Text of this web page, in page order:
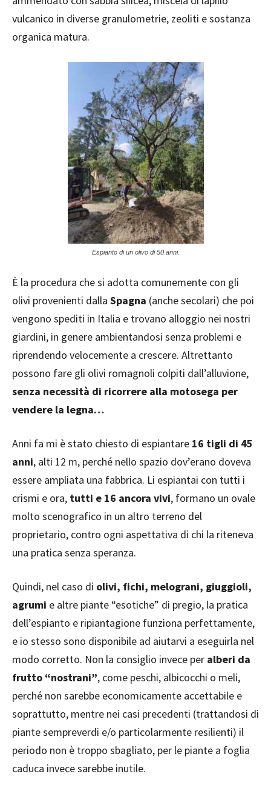
vulcanico in diverse granulometrie, zeoliti e sostanza
organica matura.
Espianto di un olivo di 50 anni.
È la procedura che si adotta comunemente con gli
olivi provenienti dalla Spagna (anche secolari) che poi
vengono spediti in Italia e trovano alloggio nei nostri
giardini, in genere ambientandosi senza problemi e
riprendendo velocemente a crescere. Altrettanto
possono fare gli olivi romagnoli colpiti dall’alluvione,
senza necessità di ricorrere alla motosega per
vendere la legna…
Anni fa mi è stato chiesto di espiantare 16 tigli di 45
anni, alti 12 m, perché nello spazio dov’erano doveva
essere ampliata una fabbrica. Li espiantai con tutti i
crismi e ora, tutti e 16 ancora vivi, formano un ovale
molto scenografico in un altro terreno del
proprietario, contro ogni aspettativa di chi la riteneva
una pratica senza speranza.
Quindi, nel caso di olivi, fichi, melograni, giuggioli,
agrumi e altre piante “esotiche” di pregio, la pratica
dell’espianto e ripiantagione funziona perfettamente,
e io stesso sono disponibile ad aiutarvi a eseguirla nel
modo corretto. Non la consiglio invece per alberi da
frutto “nostrani”, come peschi, albicocchi o meli,
perché non sarebbe economicamente accettabile e
soprattutto, mentre nei casi precedenti (trattandosi di
piante sempreverdi e/o particolarmente resilienti) il
periodo non è troppo sbagliato, per le piante a foglia
caduca invece sarebbe inutile.